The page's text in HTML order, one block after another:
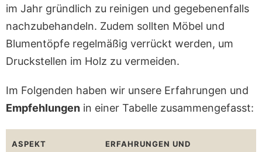
im Jahr gründlich zu reinigen und gegebenenfalls
nachzubehandeln. Zudem sollten Möbel und
Blumentöpfe regelmäßig verrückt werden, um
Druckstellen im Holz zu vermeiden.
Im Folgenden haben wir unsere Erfahrungen und
Empfehlungen in einer Tabelle zusammengefasst:
ASPEKT
ERFAHRUNGEN UND